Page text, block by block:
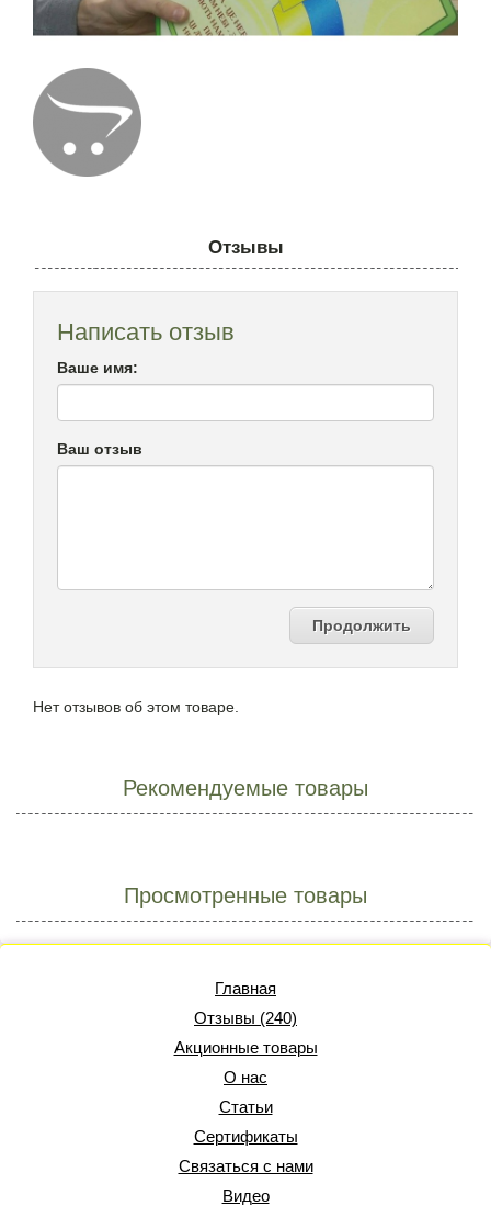
Отзывы
Написать отзыв
Ваше имя:
Ваш отзыв
Продолжить
Нет отзывов об этом товаре.
Рекомендуемые товары
Просмотренные товары
Главная
Отзывы (240)
Акционные товары
О нас
Статьи
Сертификаты
Связаться с нами
Видео